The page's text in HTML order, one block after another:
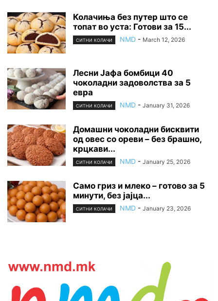
Колачиња без путер што се
топат во уста: Готови за 15...
СИТНИ КОЛАЧИ NMD - March 12, 2026
Лесни Јафа бомбици 40
чоколадни задоволства за 5
евра
СИТНИ КОЛАЧИ NMD - January 31, 2026
Домашни чоколадни бисквити
од овес со ореви – без брашно,
крцкави...
СИТНИ КОЛАЧИ NMD - January 25, 2026
Само гриз и млеко – готово за 5
минути, без јајца...
СИТНИ КОЛАЧИ NMD - January 23, 2026